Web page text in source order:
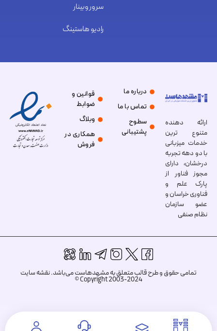
سرور وبینار
رادیو هاستینگ
ارائه دهنده
متنوع ترین
خدمات میزبانی
با دو دهه تجربه
درخشان، دارای
مجوز فناور از
پارک علم و
فناوری خراسان و
عضو سازمان
نظام صنفی
درباره ما
تماس با ما
سطوح
پشتیبانی
قوانین و
ضوابط
وبلاگ
همکاری در
فروش
تمامی حقوق و طرح قالب متعلق به مشهدهاست می‌باشد.نقشه سایت
Copyright 2003-2024 ©